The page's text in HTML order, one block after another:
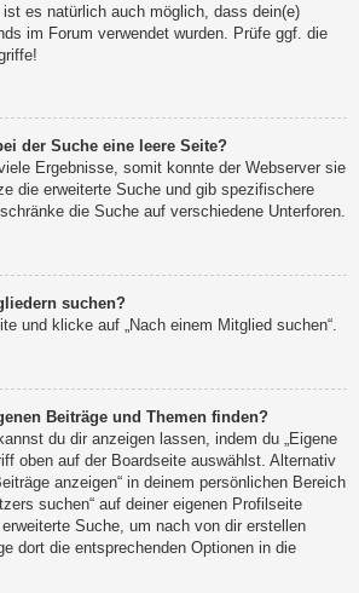
es natürlich auch möglich, dass dein(e)
im Forum verwendet wurden. Prüfe ggf. die
der Suche eine leere Seite?
Ergebnisse, somit konnte der Webserver sie
die erweiterte Suche und gib spezifischere
die Suche auf verschiedene Unterforen.
suchen?
und klicke auf „Nach einem Mitglied suchen“.
Beiträge und Themen finden?
du dir anzeigen lassen, indem du „Eigene
oben auf der Boardseite auswählst. Alternativ
anzeigen“ in deinem persönlichen Bereich
suchen“ auf deiner eigenen Profilseite
Suche, um nach von dir erstellen
dort die entsprechenden Optionen in die